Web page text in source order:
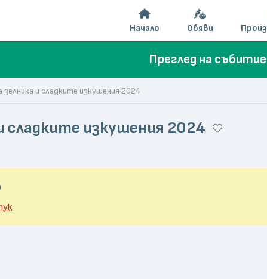
Преглед на събитие
зелника и сладките изкушения 2024
сладките изкушения 2024
Начало Обяви